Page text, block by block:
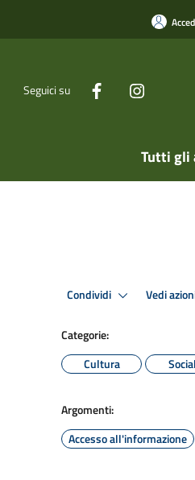
Seguici su
Tutti gli
Condividi Vedi
Categorie:
Cultura
Argomenti:
Accesso all'informazione